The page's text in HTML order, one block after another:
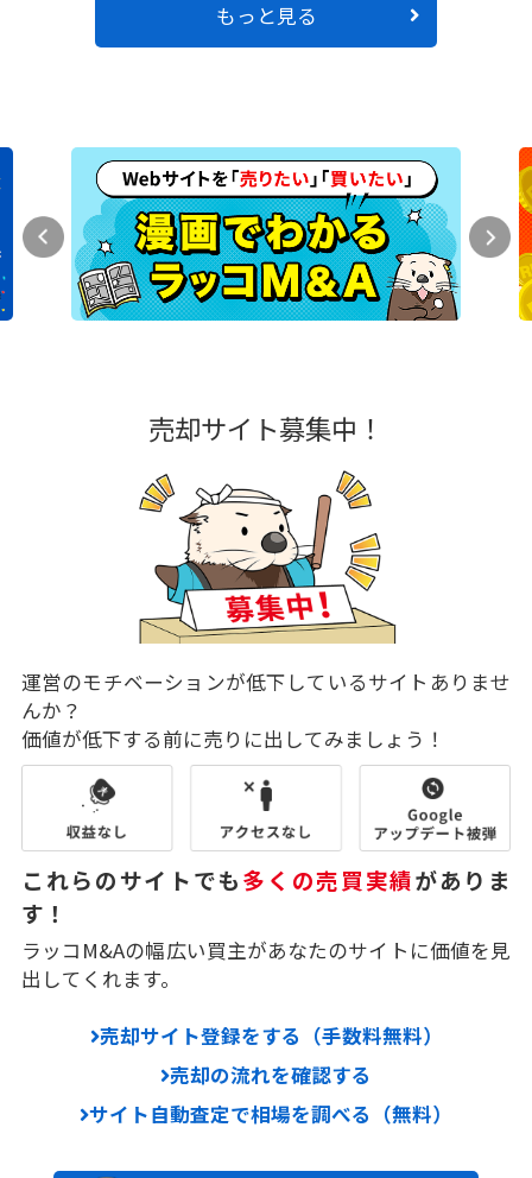
もっと見る
売却サイト募集中！
運営のモチベーションが低下しているサイトありませ
んか？
価値が低下する前に売りに出してみましょう！
これらのサイトでも多くの売買実績がありま
す！
ラッコM&Aの幅広い買主があなたのサイトに価値を見
出してくれます。
売却サイト登録をする（手数料無料）
売却の流れを確認する
サイト自動査定で相場を調べる（無料）